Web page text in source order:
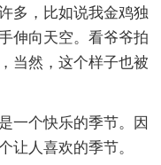
多，比如说我金鸡独
伸向天空。看爷爷拍
当然，这个样子也被
一个快乐的季节。因
让人喜欢的季节。